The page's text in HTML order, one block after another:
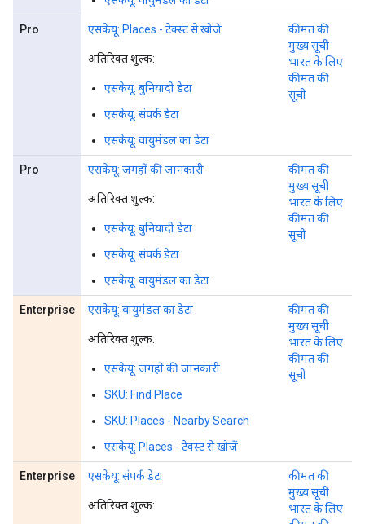
Pro एसकेयू: Places - टेक्स्ट से खोजें
अतिरिक्त शुल्क:
एसकेयू: बुनियादी डेटा
एसकेयू: संपर्क डेटा
एसकेयू: वायुमंडल का डेटा
कीमत की
मुख्य सूची
भारत के लिए
कीमत की
सूची
Pro एसकेयू: जगहों की जानकारी
अतिरिक्त शुल्क:
एसकेयू: बुनियादी डेटा
एसकेयू: संपर्क डेटा
एसकेयू: वायुमंडल का डेटा
कीमत की
मुख्य सूची
भारत के लिए
कीमत की
सूची
Enterprise एसकेयू: वायुमंडल का डेटा
अतिरिक्त शुल्क:
एसकेयू: जगहों की जानकारी
SKU: Find Place
SKU: Places - Nearby Search
एसकेयू: Places - टेक्स्ट से खोजें
कीमत की
मुख्य सूची
भारत के लिए
कीमत की
सूची
Enterprise एसकेयू: संपर्क डेटा
अतिरिक्त शुल्क:
कीमत की
मुख्य सूची
भारत के लिए